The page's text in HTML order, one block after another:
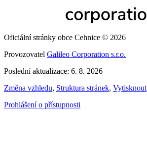
Oficiální stránky obce Cehnice © 2026
Provozovatel Galileo Corporation s.r.o.
Poslední aktualizace: 6. 8. 2026
Změna vzhledu, Struktura stránek, Vytisknout
Prohlášení o přístupnosti